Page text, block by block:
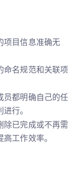
项目信息准确无
命名规范和关联项
员都明确自己的任
行。
除已完成或不再需
工作效率。